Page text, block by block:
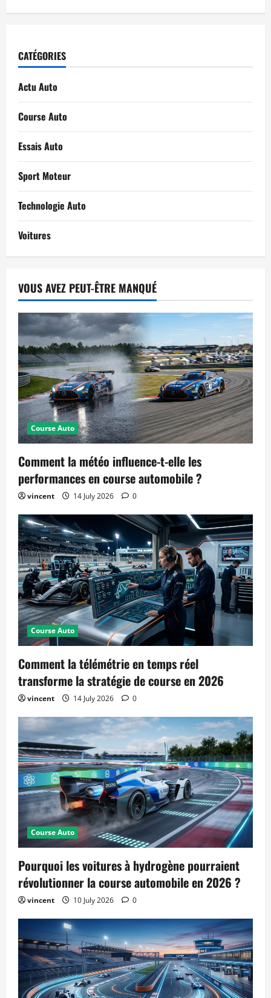
CATÉGORIES
Actu Auto
Course Auto
Essais Auto
Sport Moteur
Technologie Auto
Voitures
VOUS AVEZ PEUT-ÊTRE MANQUÉ
Course Auto
Comment la météo influence-t-elle les
performances en course automobile ?
vincent 14 July 2026 0
Course Auto
Comment la télémétrie en temps réel
transforme la stratégie de course en 2026
vincent 14 July 2026 0
Course Auto
Pourquoi les voitures à hydrogène pourraient
révolutionner la course automobile en 2026 ?
vincent 10 July 2026 0